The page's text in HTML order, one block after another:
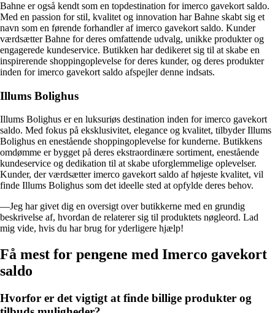
Bahne er også kendt som en topdestination for imerco gavekort saldo.
Med en passion for stil, kvalitet og innovation har Bahne skabt sig et
navn som en førende forhandler af imerco gavekort saldo. Kunder
værdsætter Bahne for deres omfattende udvalg, unikke produkter og
engagerede kundeservice. Butikken har dedikeret sig til at skabe en
inspirerende shoppingoplevelse for deres kunder, og deres produkter
inden for imerco gavekort saldo afspejler denne indsats.
Illums Bolighus
Illums Bolighus er en luksuriøs destination inden for imerco gavekort
saldo. Med fokus på eksklusivitet, elegance og kvalitet, tilbyder Illums
Bolighus en enestående shoppingoplevelse for kunderne. Butikkens
omdømme er bygget på deres ekstraordinære sortiment, enestående
kundeservice og dedikation til at skabe uforglemmelige oplevelser.
Kunder, der værdsætter imerco gavekort saldo af højeste kvalitet, vil
finde Illums Bolighus som det ideelle sted at opfylde deres behov.
—Jeg har givet dig en oversigt over butikkerne med en grundig
beskrivelse af, hvordan de relaterer sig til produktets nøgleord. Lad
mig vide, hvis du har brug for yderligere hjælp!
Få mest for pengene med Imerco gavekort
saldo
Hvorfor er det vigtigt at finde billige produkter og